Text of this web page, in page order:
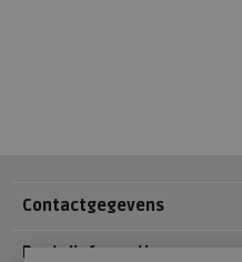
Contactgegevens
Bestelinformatie